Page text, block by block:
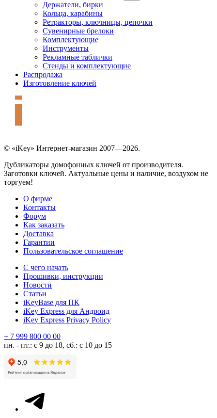
Держатели, бирки
Кольца, карабины
Ретракторы, ключницы, цепочки
Сувенирные брелоки
Комплектующие
Инструменты
Рекламные таблички
Стенды и комплектующие
Распродажа
Изготовление ключей
© «iKey» Интернет-магазин 2007—2026.
Дубликаторы домофонных ключей от производителя.
Заготовки ключей. Актуальные цены и наличие, воздухом не
торгуем!
О фирме
Контакты
Форум
Как заказать
Доставка
Гарантии
Пользовательское соглашение
С чего начать
Прошивки, инструкции
Новости
Статьи
iKeyBase для ПК
iKey Express для Андроид
iKey Express Privacy Policy
+ 7 999 800 00 00
пн. - пт.: с 9 до 18, сб.: с 10 до 15